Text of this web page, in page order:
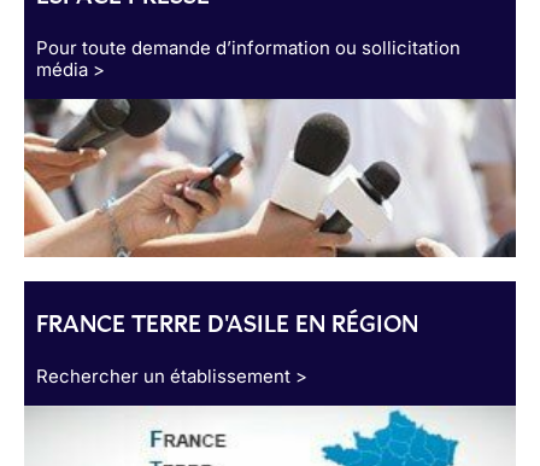
Pour toute demande d’information ou sollicitation
média >
FRANCE TERRE D'ASILE EN RÉGION
Rechercher un établissement >